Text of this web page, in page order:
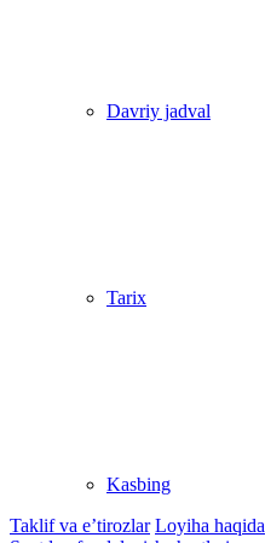
Davriy jadval
Tarix
Kasbing
Taklif va e’tirozlar Loyiha haqida